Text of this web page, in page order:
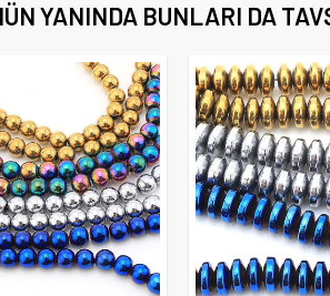
YANINDA BUNLARI DA